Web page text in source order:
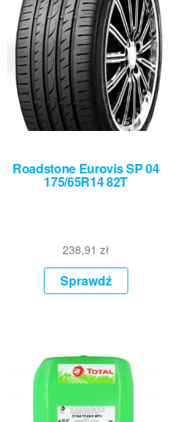
Roadstone Eurovis SP 04
175/65R14 82T
238,91zł
Sprawdź